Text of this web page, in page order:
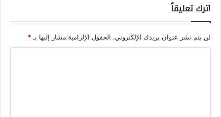
اترك تعليقاً
لن يتم نشر عنوان بريدك الإلكتروني. الحقول الإلزامية مشار إليها بـ*